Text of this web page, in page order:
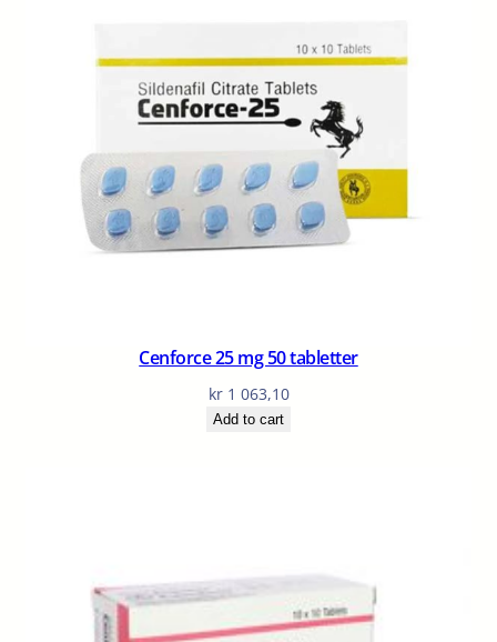
Cenforce 25 mg 50 tabletter
kr1 063,10
Add to cart